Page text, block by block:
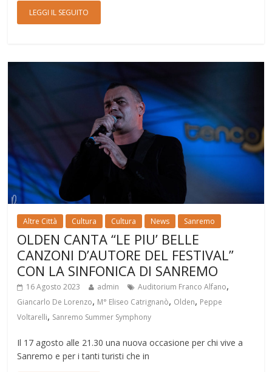
LEGGI IL SEGUITO
Altre Città Cultura Cultura News Sanremo
OLDEN CANTA “LE PIU’ BELLE
CANZONI D’AUTORE DEL FESTIVAL”
CON LA SINFONICA DI SANREMO
16 Agosto 2023 admin Auditorium Franco Alfano,
Giancarlo De Lorenzo, M° Eliseo Catrignanò, Olden, Peppe
Voltarelli, Sanremo Summer Symphony
Il 17 agosto alle 21.30 una nuova occasione per chi vive a
Sanremo e per i tanti turisti che in